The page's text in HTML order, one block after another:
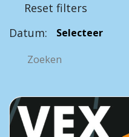
Reset filters
Datum: